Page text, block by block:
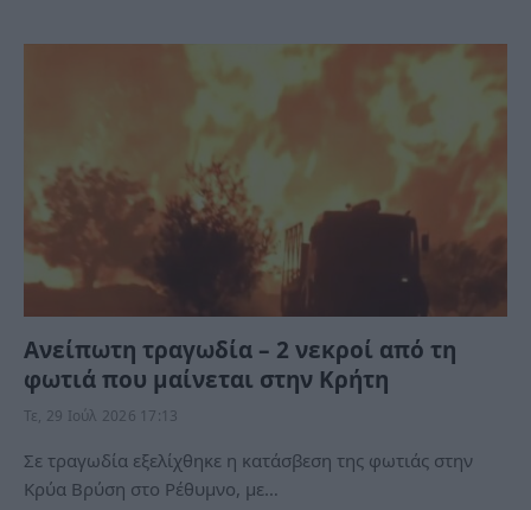
Ανείπωτη τραγωδία – 2 νεκροί από τη
φωτιά που μαίνεται στην Κρήτη
Τε, 29 Ιούλ 2026 17:13
Σε τραγωδία εξελίχθηκε η κατάσβεση της φωτιάς στην
Κρύα Βρύση στο Ρέθυμνο, με…